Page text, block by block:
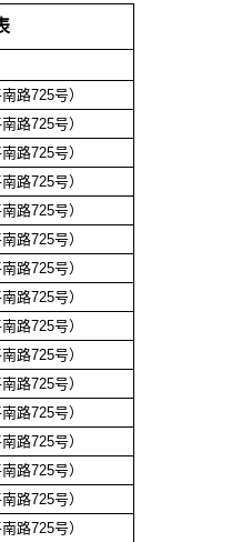
路725号）
路725号）
路725号）
路725号）
路725号）
路725号）
路725号）
路725号）
路725号）
路725号）
路725号）
路725号）
路725号）
路725号）
路725号）
路725号）